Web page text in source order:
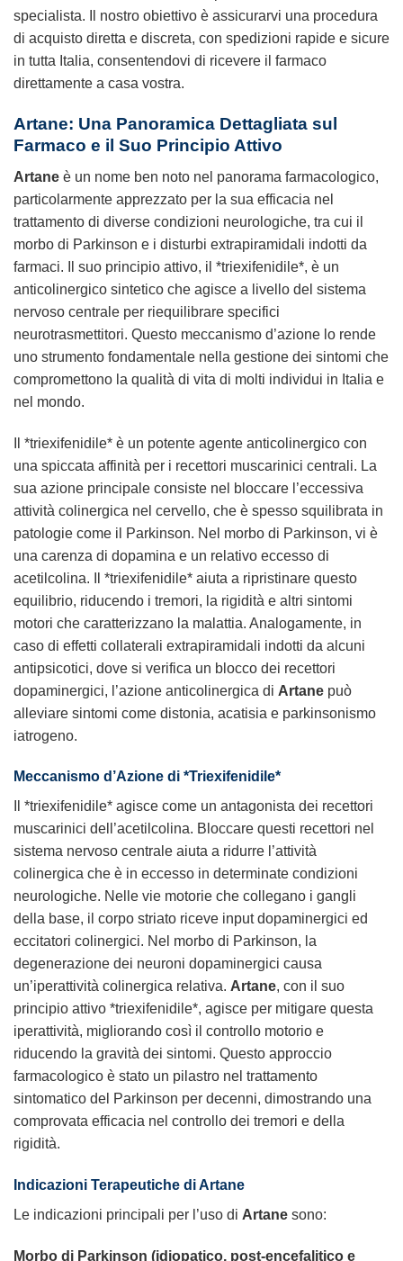
specialista. Il nostro obiettivo è assicurarvi una procedura
di acquisto diretta e discreta, con spedizioni rapide e sicure
in tutta Italia, consentendovi di ricevere il farmaco
direttamente a casa vostra.
Artane: Una Panoramica Dettagliata sul
Farmaco e il Suo Principio Attivo
Artane è un nome ben noto nel panorama farmacologico,
particolarmente apprezzato per la sua efficacia nel
trattamento di diverse condizioni neurologiche, tra cui il
morbo di Parkinson e i disturbi extrapiramidali indotti da
farmaci. Il suo principio attivo, il *triexifenidile*, è un
anticolinergico sintetico che agisce a livello del sistema
nervoso centrale per riequilibrare specifici
neurotrasmettitori. Questo meccanismo d’azione lo rende
uno strumento fondamentale nella gestione dei sintomi che
compromettono la qualità di vita di molti individui in Italia e
nel mondo.
Il *triexifenidile* è un potente agente anticolinergico con
una spiccata affinità per i recettori muscarinici centrali. La
sua azione principale consiste nel bloccare l’eccessiva
attività colinergica nel cervello, che è spesso squilibrata in
patologie come il Parkinson. Nel morbo di Parkinson, vi è
una carenza di dopamina e un relativo eccesso di
acetilcolina. Il *triexifenidile* aiuta a ripristinare questo
equilibrio, riducendo i tremori, la rigidità e altri sintomi
motori che caratterizzano la malattia. Analogamente, in
caso di effetti collaterali extrapiramidali indotti da alcuni
antipsicotici, dove si verifica un blocco dei recettori
dopaminergici, l’azione anticolinergica di Artane può
alleviare sintomi come distonia, acatisia e parkinsonismo
iatrogeno.
Meccanismo d’Azione di *Triexifenidile*
Il *triexifenidile* agisce come un antagonista dei recettori
muscarinici dell’acetilcolina. Bloccare questi recettori nel
sistema nervoso centrale aiuta a ridurre l’attività
colinergica che è in eccesso in determinate condizioni
neurologiche. Nelle vie motorie che collegano i gangli
della base, il corpo striato riceve input dopaminergici ed
eccitatori colinergici. Nel morbo di Parkinson, la
degenerazione dei neuroni dopaminergici causa
un’iperattività colinergica relativa. Artane, con il suo
principio attivo *triexifenidile*, agisce per mitigare questa
iperattività, migliorando così il controllo motorio e
riducendo la gravità dei sintomi. Questo approccio
farmacologico è stato un pilastro nel trattamento
sintomatico del Parkinson per decenni, dimostrando una
comprovata efficacia nel controllo dei tremori e della
rigidità.
Indicazioni Terapeutiche di Artane
Le indicazioni principali per l’uso di Artane sono:
Morbo di Parkinson (idiopatico, post-encefalitico e